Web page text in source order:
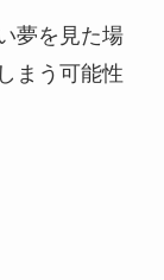
夢を見た場
まう可能性